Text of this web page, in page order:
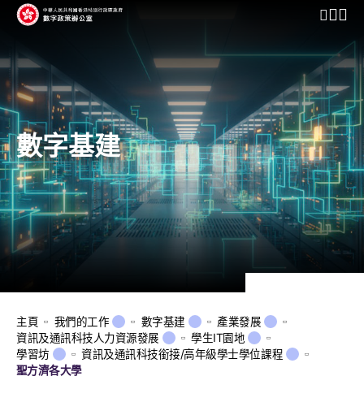
開啟行
數字基建
主頁 我們的工作 數字基建
產業發展
資訊及通訊科技人力資源發展
學生IT園地
學習坊
資訊及通訊科技銜接/高年級學士學位課程
聖方濟各大學